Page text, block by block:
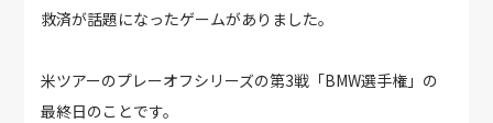
救済が話題になったゲームがありました。
米ツアーのプレーオフシリーズの第3戦「BMW選手権」の
最終日のことです。